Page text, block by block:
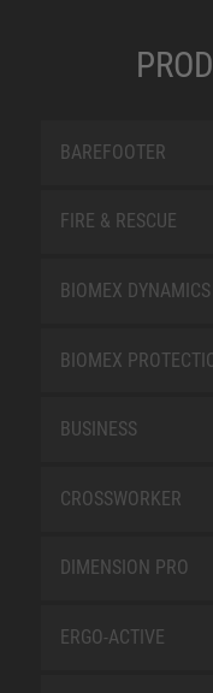
BAREFOOTER
FIRE & RESCUE
BIOMEX DYNAMICS
BIOMEX
BUSINESS
CROSSWORKER
DIMENSION PRO
ERGO-ACTIVE